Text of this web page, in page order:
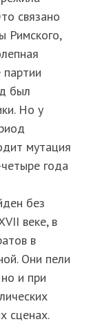
связано
Римского,
партии
был
Но у
мутация
года
без
веке, в
в
Они пели
и при
сценах.